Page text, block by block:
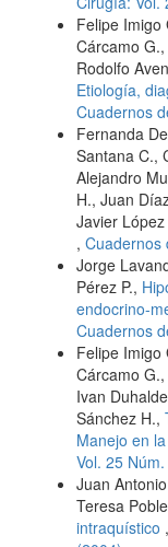
Felipe Imigo
Cárcamo
Rodolfo
Etiología,
Cuadernos
Fernanda
Santana C.,
Alejandro
H., Juan
Javier
, Cuadernos
Jorge
Pérez P.,
endocrino-
Cuadernos
Felipe Imigo
Cárcamo
Ivan
Sánchez H.,
Manejo en
Vol. 25
Juan
Teresa
intraquístico ,